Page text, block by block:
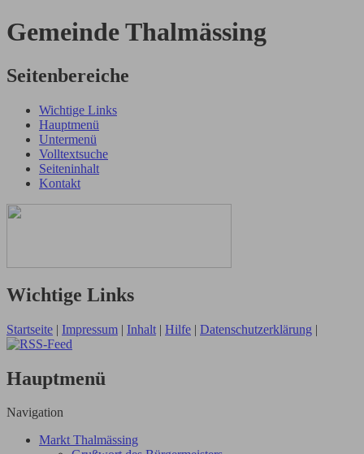
Gemeinde Thalmässing
Seitenbereiche
Wichtige Links
Hauptmenü
Untermenü
Volltextsuche
Seiteninhalt
Kontakt
Wichtige Links
Startseite | Impressum | Inhalt | Hilfe | Datenschutzerklärung |
Hauptmenü
Navigation
Markt Thalmässing